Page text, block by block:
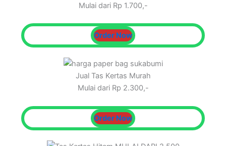
Mulai dari Rp 1.700,-
Order Now
Jual Tas Kertas Murah
Mulai dari Rp 2.300,-
Order Now